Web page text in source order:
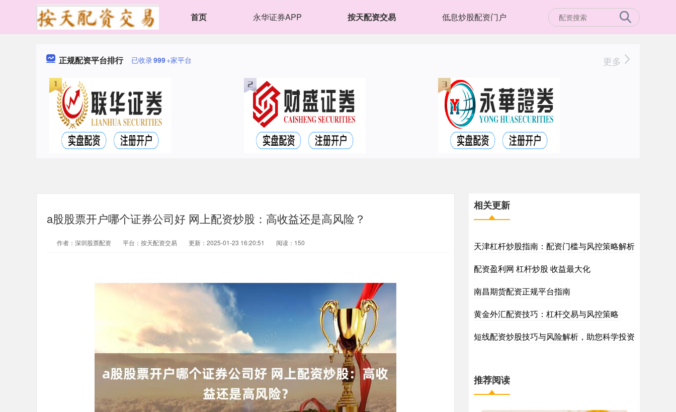
首页 永华证券APP 按天配资交易 低息炒股配资门户
正规配资平台排行 已收录999+家平台 更多
a股股票开户哪个证券公司好 网上配资炒股：高收益还是高风险？
作者：深圳股票配资 平台：按天配资交易 更新：2025-01-23 16:20:51 阅读：150
相关更新
天津杠杆炒股指南：配资门槛与风控策略解析
配资盈利网 杠杆炒股 收益最大化
南昌期货配资正规平台指南
黄金外汇配资技巧：杠杆交易与风控策略
短线配资炒股技巧与风险解析，助您科学投资
推荐阅读